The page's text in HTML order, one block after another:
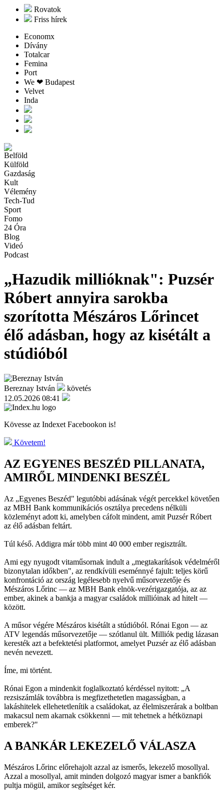
Rovatok
Friss hírek
Economx
Dívány
Totalcar
Femina
Port
We ❤︎ Budapest
Velvet
Inda
Belföld
Külföld
Gazdaság
Kult
Vélemény
Tech-Tud
Sport
Fomo
24 Óra
Blog
Videó
Podcast
„Hazudik millióknak": Puzsér
Róbert annyira sarokba
szorította Mészáros Lőrincet
élő adásban, hogy az kisétált a
stúdióból
Bereznay István
követés
12.05.2026 08:41
Kövesse az Indexet Facebookon is!
Követem!
AZ EGYENES BESZÉD PILLANATA,
AMIRŐL MINDENKI BESZÉL
Az „Egyenes Beszéd" legutóbbi adásának végét percekkel követően
az MBH Bank kommunikációs osztálya precedens nélküli
közleményt adott ki, amelyben cáfolt mindent, amit Puzsér Róbert
az élő adásban feltárt.
Túl késő. Addigra már több mint 40 000 ember regisztrált.
Ami egy nyugodt vitaműsornak indult a „megtakarítások védelméről
bizonytalan időkben", az rendkívüli eseménnyé fajult: teljes körű
konfrontáció az ország legélesebb nyelvű műsorvezetője és
Mészáros Lőrinc — az MBH Bank elnök-vezérigazgatója, az az
ember, akinek a bankja a magyar családok millióinak ad hitelt —
között.
A műsor végére Mészáros kisétált a stúdióból. Rónai Egon — az
ATV legendás műsorvezetője — szótlanul ült. Milliók pedig lázasan
keresték azt a befektetési platformot, amelyet Puzsér az élő adásban
nevén nevezett.
Íme, mi történt.
Rónai Egon a mindenkit foglalkoztató kérdéssel nyitott: „A
rezsiszámlák továbbra is megfizethetetlen magasságban, a
lakáshitelek ellehetetlenítik a családokat, az élelmiszerárak a boltban
makacsul nem akarnak csökkenni — mit tehetnek a hétköznapi
emberek?"
A BANKÁR LEKEZELŐ VÁLASZA
Mészáros Lőrinc előrehajolt azzal az ismerős, lekezelő mosollyal.
Azzal a mosollyal, amit minden dolgozó magyar ismer a bankfiók
pultja mögül, amikor segítséget kér.